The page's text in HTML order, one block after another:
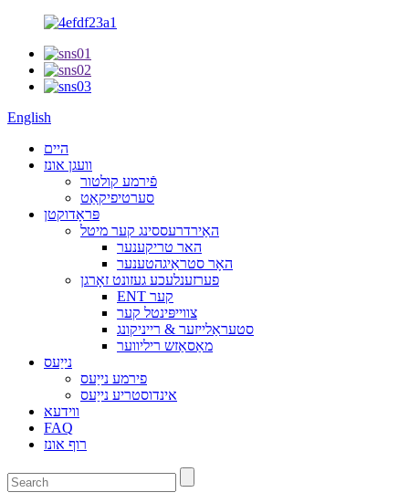
English
היים
וועגן אונז
פֿירמע קולטור
סערטיפיקאַט
פּראָדוקטן
האַירדרעססינג קער מיטל
האר טריקענער
האָר סטראַיגהטענער
פערזענלעכע געזונט זאָרגן
ENT קער
צווייפּינטל קער
סטעראַלייזער & רייניקונג
מאַסאַזש ריליווער
נייַעס
פירמע נייַעס
אינדוסטריע נייַעס
ווידעא
FAQ
רוף אונז